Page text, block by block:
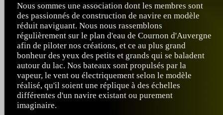
Nous sommes une association dont les membres sont
des passionnés de construction de navire en modèle
réduit naviguant. Nous nous rassemblons
régulièrement sur le plan d'eau de Cournon d'Auvergne
afin de piloter nos créations, et ce au plus grand
bonheur des yeux des petits et grands qui se baladent
autour du lac. Nos bateaux sont propulsés par la
vapeur, le vent ou électriquement selon le modèle
réalisé, qu'il soient une réplique à des échelles
différentes d'un navire existant ou purement
imaginaire.